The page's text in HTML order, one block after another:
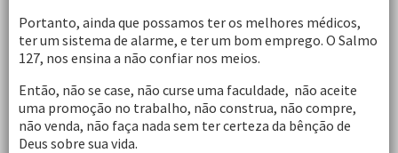
Portanto, ainda que possamos ter os melhores médicos,
ter um sistema de alarme, e ter um bom emprego. O Salmo
127, nos ensina a não confiar nos meios.
Então, não se case, não curse uma faculdade, não aceite
uma promoção no trabalho, não construa, não compre,
não venda, não faça nada sem ter certeza da bênção de
Deus sobre sua vida.